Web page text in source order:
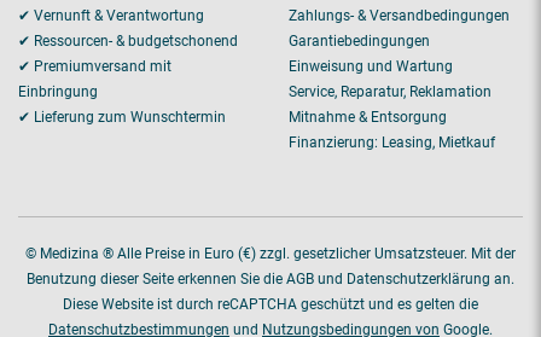
✔ Vernunft & Verantwortung
✔ Ressourcen- & budgetschonend
✔ Premiumversand mit
Einbringung
✔ Lieferung zum Wunschtermin
Zahlungs- & Versandbedingungen
Garantiebedingungen
Einweisung und Wartung
Service, Reparatur, Reklamation
Mitnahme & Entsorgung
Finanzierung: Leasing, Mietkauf
© Medizina ® Alle Preise in Euro (€) zzgl. gesetzlicher Umsatzsteuer. Mit der
Benutzung dieser Seite erkennen Sie die AGB und Datenschutzerklärung an.
Diese Website ist durch reCAPTCHA geschützt und es gelten die
Datenschutzbestimmungen und Nutzungsbedingungen von Google.